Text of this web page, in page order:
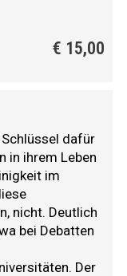
€ 15,00
dafür
in ihrem Leben
im
nicht. Deutlich
bei Debatten
Der